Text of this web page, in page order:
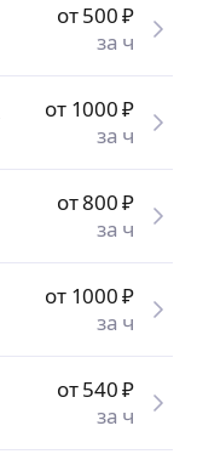
от 500₽
за ч
от 1000₽
за ч
от 800₽
за ч
от 1000₽
за ч
от 540₽
за ч